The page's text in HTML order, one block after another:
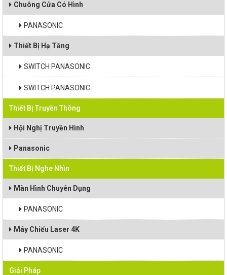
Chuông Cửa Có Hình
PANASONIC
Thiết Bị Hạ Tầng
SWITCH PANASONIC
SWITCH PANASONIC
Thiết Bị Truyền Thông
Hội Nghị Truyền Hình
Panasonic
Thiết Bị Nghe Nhìn
Màn Hình Chuyên Dụng
PANASONIC
Máy Chiếu Laser 4K
PANASONIC
Giải Pháp